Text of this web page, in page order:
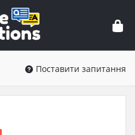
Поставити запитання